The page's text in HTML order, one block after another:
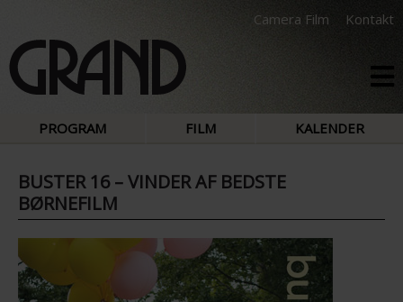
Camera Film Kontakt
PROGRAM FILM KALENDER
BUSTER 16 – VINDER AF BEDSTE
BØRNEFILM